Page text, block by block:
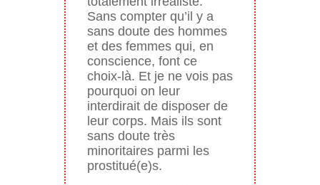
Sans compter qu’il y a
sans doute des hommes
et des femmes qui, en
conscience, font ce
choix-là. Et je ne vois pas
pourquoi on leur
interdirait de disposer de
leur corps. Mais ils sont
sans doute très
minoritaires parmi les
prostitué(e)s.